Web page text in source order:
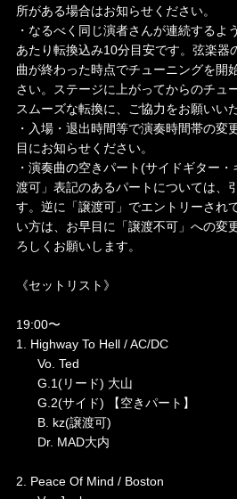
所がある場合はお知らせください。
・なるべく同じ演者さんが連続するよ
あたり転換込み10分目安です。弦楽器
曲が終わった時点でチューニングを開
さい。ステージに上がってからのチュ
スムーズな転換に、ご協力をお願いい
・入場・退出時間等で演奏時間帯の変
目にお知らせください。
・演奏曲の空きパート(サイドギター
渡可」表記のあるパートについては、
す。逆に「譲渡可」でエントリーされ
い方は、お早目に「譲渡不可」への変
ろしくお願いします。
《セットリスト》
19:00〜
1. Highway To Hell / AC/DC
Vo. Ted
G.1(リード) 大山
G.2(サイド) 【空きパート】
B. kz(譲渡可)
Dr. MAD大内
2. Peace Of Mind / Boston